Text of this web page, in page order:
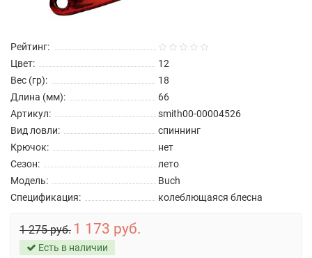
Рейтинг:
Цвет:
12
Вес (гр):
18
Длина (мм):
66
Артикул:
smith00-00004526
Вид ловли:
спиннинг
Крючок:
нет
Сезон:
лето
Модель:
Buch
Спецификация:
колеблющаяся блесна
1 275 руб. 1 173 руб.
Есть в наличии